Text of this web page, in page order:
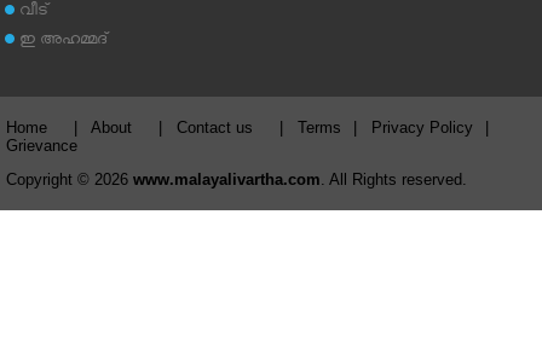
വീട്
ഇ അഹമ്മദ്‌
Home About Contact us Terms Privacy Policy
Grievance
Copyright © 2026 www.malayalivartha.com . All Rights reserved.